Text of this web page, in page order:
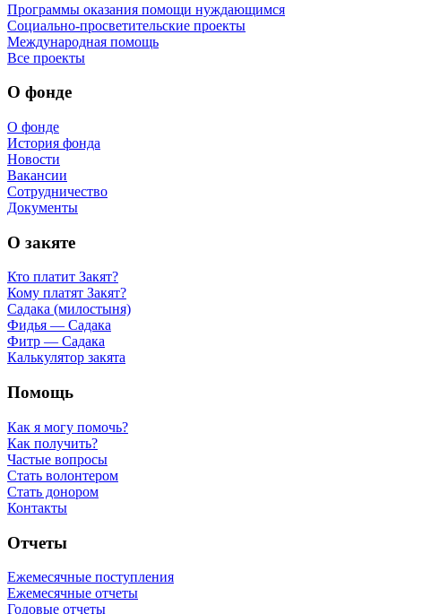
Программы оказания помощи нуждающимся
Социально-просветительские проекты
Международная помощь
Все проекты
О фонде
О фонде
История фонда
Новости
Вакансии
Сотрудничество
Документы
О закяте
Кто платит Закят?
Кому платят Закят?
Садака (милостыня)
Фидья — Садака
Фитр — Садака
Калькулятор закята
Помощь
Как я могу помочь?
Как получить?
Частые вопросы
Стать волонтером
Стать донором
Контакты
Отчеты
Ежемесячные поступления
Ежемесячные отчеты
Годовые отчеты